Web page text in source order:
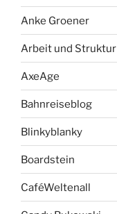
Anke Groener
Arbeit und Struktur
AxeAge
Bahnreiseblog
Blinkyblanky
Boardstein
CaféWeltenall